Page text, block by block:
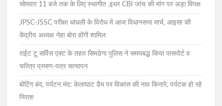
सोमवार 11 बजे तक के लिए स्थागीत ,इधर CBI जांच की मांग पर अड़ा विपक्ष
JPSC-JSSC परीक्षा धांधली के विरोध में आज विधानसभा मार्च, आइसा की
केंद्रीय अध्यक्ष नेहा बोरा होंगी शामिल
राईट टू सर्विस एक्ट के तहत सिमडेगा पुलिस ने समयबद्ध किया पासपोर्ट व
चरित्र प्रमाण-पत्र सत्यापन
बोटिंग बंद, पर्यटन मंद: केलाघाट डैम पर विकास की नाव किनारे, पर्यटक हो रहे
निराश